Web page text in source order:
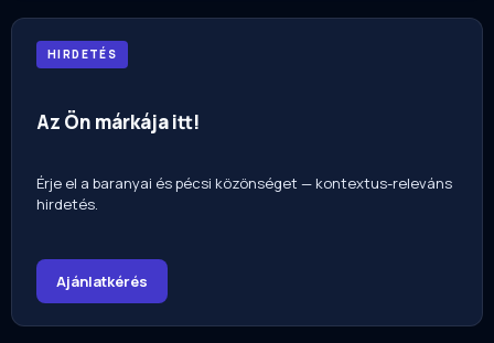
HIRDETÉS
Az Ön márkája itt!
Érje el a baranyai és pécsi közönséget — kontextus-releváns
hirdetés.
Ajánlatkérés